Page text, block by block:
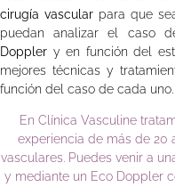
cirugía vascular para que
puedan analizar el caso
Doppler y en función del
mejores técnicas y
función del caso de cada uno.
En Clínica Vasculine
experiencia de más de 20
vasculares. Puedes venir a
y mediante un Eco Doppler